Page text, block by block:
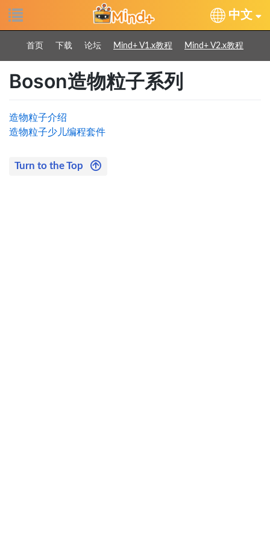
中文
首页 下载 论坛 Mind+ V1.x教程 Mind+ V2.x教程
Boson造物粒子系列
造物粒子介绍
造物粒子少儿编程套件
Turn to the Top